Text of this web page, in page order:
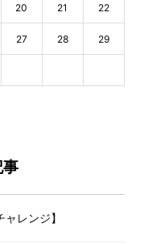
20 21 22
27 28 29
事
レンジ】